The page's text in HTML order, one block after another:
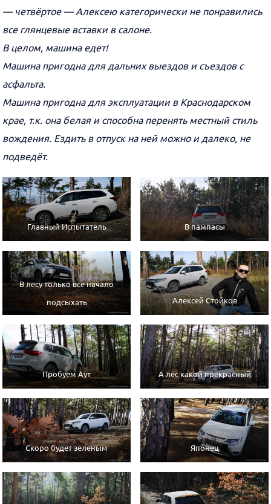
— четвёртое — Алексею категорически не понравились
все глянцевые вставки в салоне.
В целом, машина едет!
Машина пригодна для дальних выездов и съездов с
асфальта.
Машина пригодна для эксплуатации в Краснодарском
крае, т.к. она белая и способна перенять местный стиль
вождения. Ездить в отпуск на ней можно и далеко, не
подведёт.
Главный Испытатель В пампасы
В лесу только все начало
подсыхать
Алексей Стойков
Пробуем Аут А лес какой прекрасный
Скоро будет зеленым Японец